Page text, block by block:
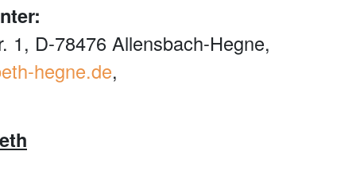
1, D-78476 Allensbach-Hegne,
hegne.de,